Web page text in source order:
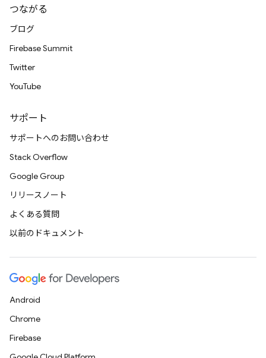
つながる
ブログ
Firebase Summit
Twitter
YouTube
サポート
サポートへのお問い合わせ
Stack Overflow
Google Group
リリースノート
よくある質問
以前のドキュメント
Android
Chrome
Firebase